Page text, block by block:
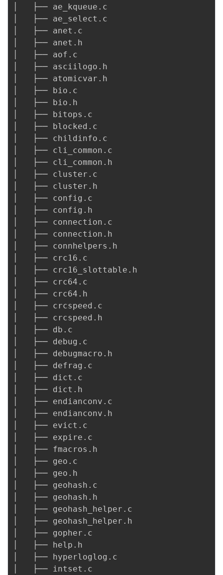
│   ├── ae_kqueue.c
│   ├── ae_select.c
│   ├── anet.c
│   ├── anet.h
│   ├── aof.c
│   ├── asciilogo.h
│   ├── atomicvar.h
│   ├── bio.c
│   ├── bio.h
│   ├── bitops.c
│   ├── blocked.c
│   ├── childinfo.c
│   ├── cli_common.c
│   ├── cli_common.h
│   ├── cluster.c
│   ├── cluster.h
│   ├── config.c
│   ├── config.h
│   ├── connection.c
│   ├── connection.h
│   ├── connhelpers.h
│   ├── crc16.c
│   ├── crc16_slottable.h
│   ├── crc64.c
│   ├── crc64.h
│   ├── crcspeed.c
│   ├── crcspeed.h
│   ├── db.c
│   ├── debug.c
│   ├── debugmacro.h
│   ├── defrag.c
│   ├── dict.c
│   ├── dict.h
│   ├── endianconv.c
│   ├── endianconv.h
│   ├── evict.c
│   ├── expire.c
│   ├── fmacros.h
│   ├── geo.c
│   ├── geo.h
│   ├── geohash.c
│   ├── geohash.h
│   ├── geohash_helper.c
│   ├── geohash_helper.h
│   ├── gopher.c
│   ├── help.h
│   ├── hyperloglog.c
│   ├── intset.c